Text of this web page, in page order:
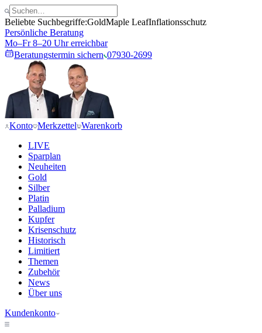
Beliebte Suchbegriffe:GoldMaple LeafInflationsschutz
Persönliche Beratung
Mo–Fr 8–20 Uhr erreichbar
Beratungstermin sichern 07930-2699
Konto Merkzettel Warenkorb
LIVE
Sparplan
Neuheiten
Gold
Silber
Platin
Palladium
Kupfer
Krisenschutz
Historisch
Limitiert
Themen
Zubehör
News
Über uns
Kundenkonto